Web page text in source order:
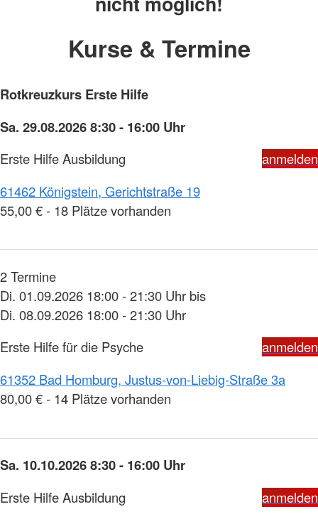
Kurse & Termine
Rotkreuzkurs Erste Hilfe
Sa. 29.08.2026 8:30 - 16:00 Uhr
Erste Hilfe Ausbildung
anmelden
61462 Königstein, Gerichtstraße 19
55,00 € - 18 Plätze vorhanden
2 Termine
Di. 01.09.2026 18:00 - 21:30 Uhr bis
Di. 08.09.2026 18:00 - 21:30 Uhr
Erste Hilfe für die Psyche
anmelden
61352 Bad Homburg, Justus-von-Liebig-Straße 3a
80,00 € - 14 Plätze vorhanden
Sa. 10.10.2026 8:30 - 16:00 Uhr
Erste Hilfe Ausbildung
anmelden